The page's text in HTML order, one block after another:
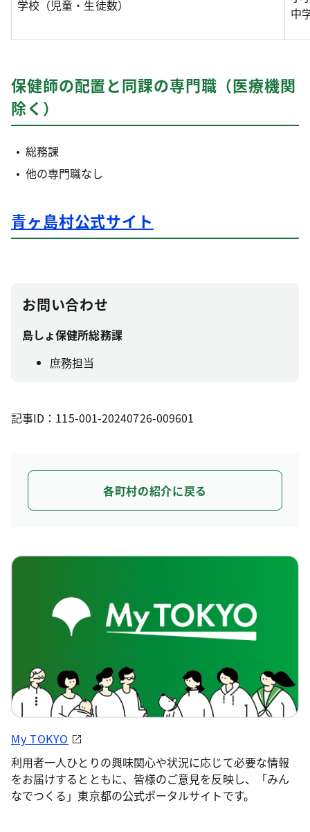
学校（児童・生徒数）
中
保健師の配置と同課の専門職（医療機関
除く）
総務課
他の専門職なし
青ヶ島村公式サイト
お問い合わせ
島しょ保健所総務課
庶務担当
記事ID：115-001-20240726-009601
各町村の紹介に戻る
My TOKYO
利用者一人ひとりの興味関心や状況に応じて必要な情報
をお届けするとともに、皆様のご意見を反映し、「みん
なでつくる」東京都の公式ポータルサイトです。